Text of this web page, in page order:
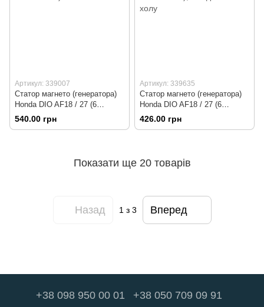
Артикул: 339007
Статор магнето (генератора)
Honda DIO AF18 / 27 (6
котушок роз'єм "тато 5 + 1")
540.00 грн
Артикул: 339635
Статор магнето (генератора)
Honda DIO AF18 / 27 (6
котушок роз'єм "тато 5 + 1"),
без датчика холу
426.00 грн
Показати ще 20 товарів
Назад 1з 3 Вперед
+38 098 950 00 01 +38 050 709 09 91